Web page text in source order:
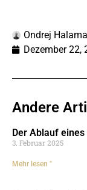
Ondrej Halama
Dezember 22,
Andere
Der Ablauf
3. Februar 2025
Mehr lesen "